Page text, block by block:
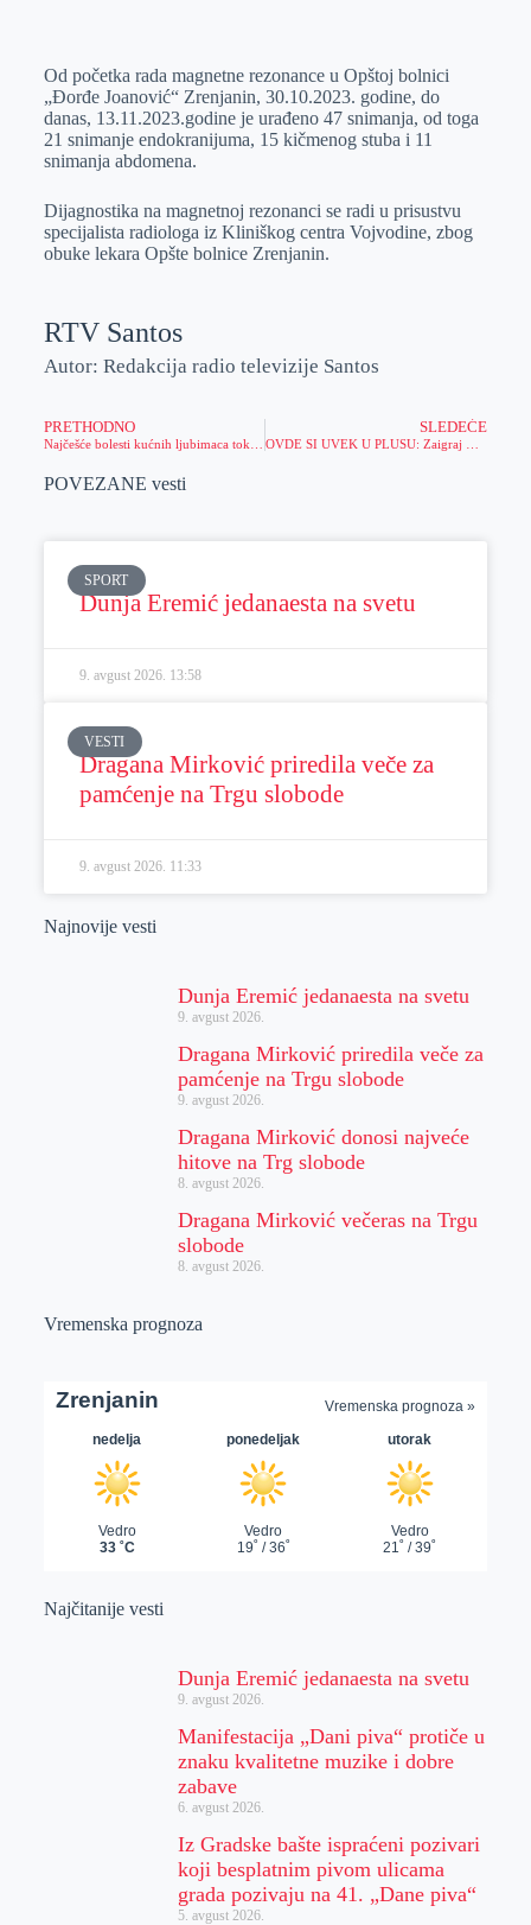
e
r
I
n
s
A
p
a
i
l
Od početka rada magnetne rezonance u Opštoj bolnici
„Đorđe Joanović“ Zrenjanin, 30.10.2023. godine, do
danas, 13.11.2023.godine je urađeno 47 snimanja, od toga
21 snimanje endokranijuma, 15 kičmenog stuba i 11
snimanja abdomena.
Dijagnostika na magnetnoj rezonanci se radi u prisustvu
specijalista radiologa iz Kliniškog centra Vojvodine, zbog
obuke lekara Opšte bolnice Zrenjanin.
RTV Santos
Autor: Redakcija radio televizije Santos
PRETHODNO SLEDEĆE
POVEZANE vesti
SPORT
Dunja Eremić jedanaesta na svetu
9. avgust 2026. 13:58
VESTI
Dragana Mirković priredila veče za
pamćenje na Trgu slobode
9. avgust 2026. 11:33
Najnovije vesti
Dunja Eremić jedanaesta na svetu
9. avgust 2026.
Dragana Mirković priredila veče za
pamćenje na Trgu slobode
9. avgust 2026.
Dragana Mirković donosi najveće
hitove na Trg slobode
8. avgust 2026.
Dragana Mirković večeras na Trgu
slobode
8. avgust 2026.
Vremenska prognoza
Najčitanije vesti
Dunja Eremić jedanaesta na svetu
9. avgust 2026.
Manifestacija „Dani piva“ protiče u
znaku kvalitetne muzike i dobre
zabave
6. avgust 2026.
Iz Gradske bašte ispraćeni pozivari
koji besplatnim pivom ulicama
grada pozivaju na 41. „Dane piva“
5. avgust 2026.